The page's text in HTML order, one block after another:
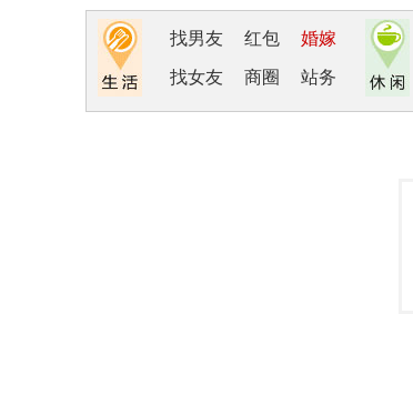
找男友 红包 婚嫁
找女友 商圈 站务